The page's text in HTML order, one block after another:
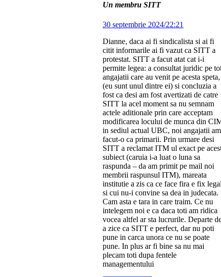
Un membru SITT
30 septembrie 2024/22:21
Dianne, daca ai fi sindicalista si ai fi
citit informarile ai fi vazut ca SITT a
protestat. SITT a facut atat cat i-i
permite legea: a consultat juridic pe
angajatii care au venit pe acesta speta,
(eu sunt unul dintre ei) si concluzia a
fost ca desi am fost avertizati de catre
SITT la acel moment sa nu semnam
actele aditionale prin care acceptam
modificarea locului de munca din
in sediul actual UBC, noi angajatii am
facut-o ca primarii. Prin urmare desi
SITT a reclamat ITM ul exact pe
subiect (caruia i-a luat o luna sa
raspunda – da am primit pe mail noi
membrii raspunsul ITM), mareata
institutie a zis ca ce face fira e fix
si cui nu-i convine sa dea in judecata.
Cam asta e tara in care traim. Ce nu
intelegem noi e ca daca toti am ridica
vocea altfel ar sta lucrurile. Departe
a zice ca SITT e perfect, dar nu poti
pune in carca unora ce nu se poate
pune. In plus ar fi bine sa nu mai
plecam toti dupa fentele
managementului